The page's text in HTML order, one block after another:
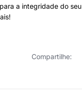
a integridade do
Compartilhe: